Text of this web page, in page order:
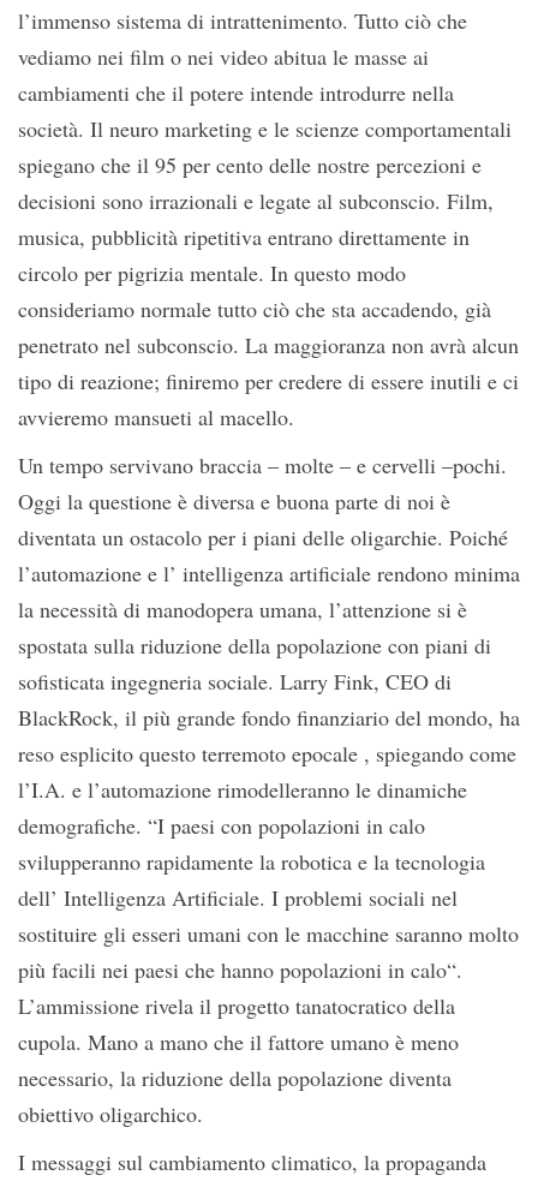
l’immenso sistema di intrattenimento. Tutto ciò che
vediamo nei film o nei video abitua le masse ai
cambiamenti che il potere intende introdurre nella
società. Il neuro marketing e le scienze comportamentali
spiegano che il 95 per cento delle nostre percezioni e
decisioni sono irrazionali e legate al subconscio. Film,
musica, pubblicità ripetitiva entrano direttamente in
circolo per pigrizia mentale. In questo modo
consideriamo normale tutto ciò che sta accadendo, già
penetrato nel subconscio. La maggioranza non avrà alcun
tipo di reazione; finiremo per credere di essere inutili e ci
avvieremo mansueti al macello.
Un tempo servivano braccia – molte – e cervelli –pochi.
Oggi la questione è diversa e buona parte di noi è
diventata un ostacolo per i piani delle oligarchie. Poiché
l’automazione e l’ intelligenza artificiale rendono minima
la necessità di manodopera umana, l’attenzione si è
spostata sulla riduzione della popolazione con piani di
sofisticata ingegneria sociale. Larry Fink, CEO di
BlackRock, il più grande fondo finanziario del mondo, ha
reso esplicito questo terremoto epocale , spiegando come
l’I.A. e l’automazione rimodelleranno le dinamiche
demografiche. “I paesi con popolazioni in calo
svilupperanno rapidamente la robotica e la tecnologia
dell’ Intelligenza Artificiale. I problemi sociali nel
sostituire gli esseri umani con le macchine saranno molto
più facili nei paesi che hanno popolazioni in calo“.
L’ammissione rivela il progetto tanatocratico della
cupola. Mano a mano che il fattore umano è meno
necessario, la riduzione della popolazione diventa
obiettivo oligarchico.
I messaggi sul cambiamento climatico, la propaganda